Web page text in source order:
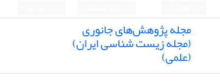
مجله پژوهش‌های جانوری
(مجله زیست شناسی ایران)
(علمی)